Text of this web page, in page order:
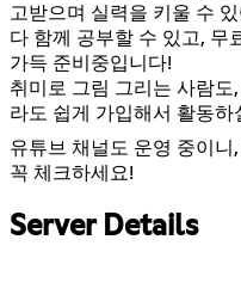
고받으며 실력을 키울 수
다 함께 공부할 수 있고, 무
가득 준비중입니다!
취미로 그림 그리는 사람
라도 쉽게 가입해서 활동하
유튜브 채널도 운영 중이니
꼭 체크하세요!
Server Details